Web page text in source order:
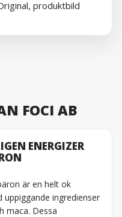
FOCI AB
ENERGIZER
är en helt ok
uppiggande ingredienser
maca. Dessa